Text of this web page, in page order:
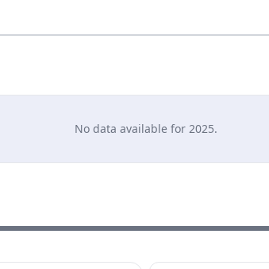
No data available for 2025.